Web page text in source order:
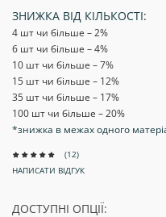
ЗНИЖКА ВІД КІЛЬКОСТІ:
4 шт чи більше – 2%
6 шт чи більше – 4%
10 шт чи більше – 7%
15 шт чи більше – 12%
35 шт чи більше – 17%
100 шт чи більше – 20%
*знижка в межах одного
(12)
НАПИСАТИ ВІДГУК
ДОСТУПНІ ОПЦІЇ: